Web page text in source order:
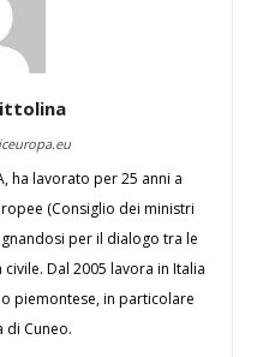
ha lavorato per 25 anni a
(Consiglio dei ministri
per il dialogo tra le
Dal 2005 lavora in Italia
piemontese, in particolare
di Cuneo.